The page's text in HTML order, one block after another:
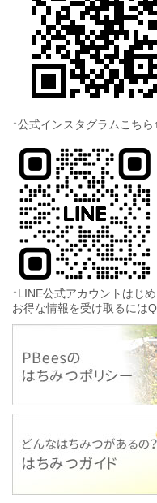
↑公式インスタグラムこちら↑
↑LINE公式アカウントはじ
お得な情報を受け取るには